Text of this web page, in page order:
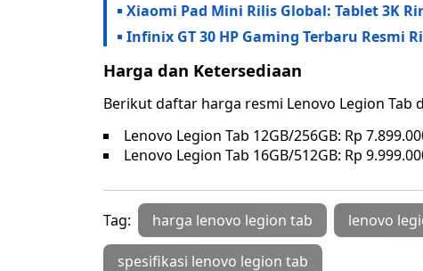
Xiaomi Pad Mini Rilis Global: Tablet 3K
Infinix GT 30 HP Gaming Terbaru Resmi
Harga dan Ketersediaan
Berikut daftar harga resmi Lenovo Legion Tab
Lenovo Legion Tab 12GB/256GB: Rp
Lenovo Legion Tab 16GB/512GB: Rp
Tag: harga lenovo legion tab lenovo
spesifikasi lenovo legion tab